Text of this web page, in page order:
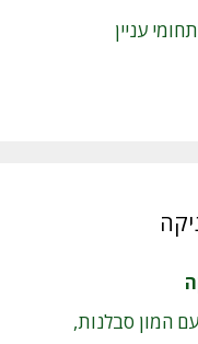
עניין
המון סבלנות,